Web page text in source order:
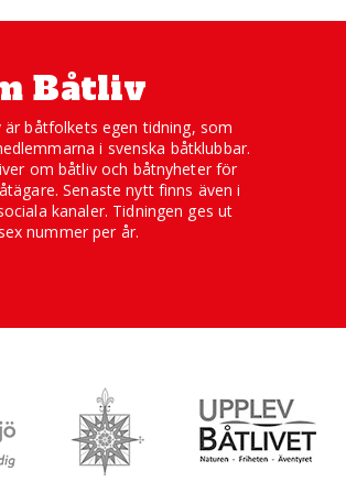
Båtliv
är båtfolkets egen tidning, som
i svenska båtklubbar.
om båtliv och båtnyheter för
Senaste nytt finns även i
kanaler. Tidningen ges ut
nummer per år.